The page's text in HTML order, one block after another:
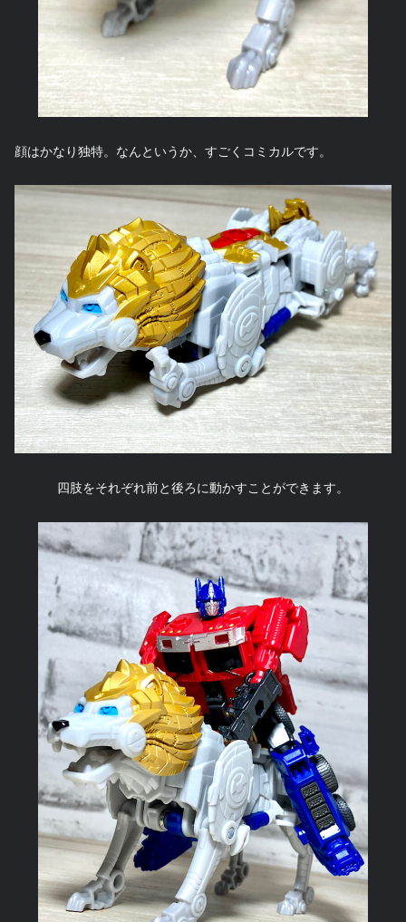
顔はかなり独特。なんというか、すごくコミカルです。
四肢をそれぞれ前と後ろに動かすことができます。